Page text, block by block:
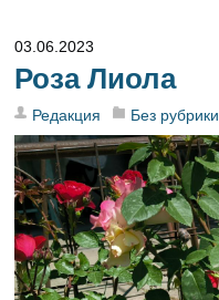
03.06.2023
Роза Лиола
Редакция Без рубрики